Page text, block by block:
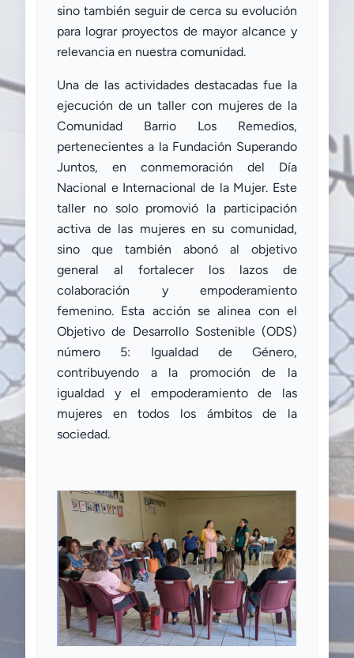
sino también seguir de cerca su evolución
para lograr proyectos de mayor alcance y
relevancia en nuestra comunidad.
Una de las actividades destacadas fue la
ejecución de un taller con mujeres de la
Comunidad Barrio Los Remedios,
pertenecientes a la Fundación Superando
Juntos, en conmemoración del Día
Nacional e Internacional de la Mujer. Este
taller no solo promovió la participación
activa de las mujeres en su comunidad,
sino que también abonó al objetivo
general al fortalecer los lazos de
colaboración y empoderamiento
femenino. Esta acción se alinea con el
Objetivo de Desarrollo Sostenible (ODS)
número 5: Igualdad de Género,
contribuyendo a la promoción de la
igualdad y el empoderamiento de las
mujeres en todos los ámbitos de la
sociedad.